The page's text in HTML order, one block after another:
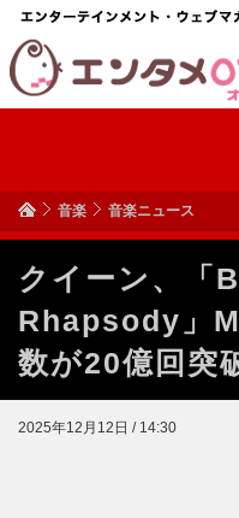
音楽 音楽ニュース
クイーン、「
Rhapsody」
数が20億回突
2025年12月12日 / 14:30